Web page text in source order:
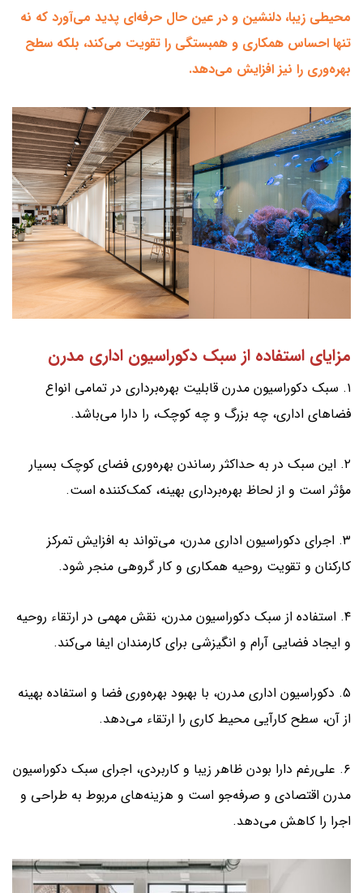
محیطی زیبا، دلنشین و در عین حال حرفه‌ای پدید می‌آورد که نه
تنها احساس همکاری و همبستگی را تقویت می‌کند، بلکه سطح
بهره‌وری را نیز افزایش می‌دهد.
مزایای استفاده از سبک دکوراسیون اداری مدرن
۱. سبک دکوراسیون مدرن قابلیت بهره‌برداری در تمامی انواع
فضاهای اداری، چه بزرگ و چه کوچک، را دارا می‌باشد.
۲. این سبک در به حداکثر رساندن بهره‌وری فضای کوچک بسیار
مؤثر است و از لحاظ بهره‌برداری بهینه، کمک‌کننده است.
۳. اجرای دکوراسیون اداری مدرن، می‌تواند به افزایش تمرکز
کارکنان و تقویت روحیه همکاری و کار گروهی منجر شود.
۴. استفاده از سبک دکوراسیون مدرن، نقش مهمی در ارتقاء روحیه
و ایجاد فضایی آرام و انگیزشی برای کارمندان ایفا می‌کند.
۵. دکوراسیون اداری مدرن، با بهبود بهره‌وری فضا و استفاده بهینه
از آن، سطح کارآیی محیط کاری را ارتقاء می‌دهد.
۶. علی‌رغم دارا بودن ظاهر زیبا و کاربردی، اجرای سبک دکوراسیون
مدرن اقتصادی و صرفه‌جو است و هزینه‌های مربوط به طراحی و
اجرا را کاهش می‌دهد.